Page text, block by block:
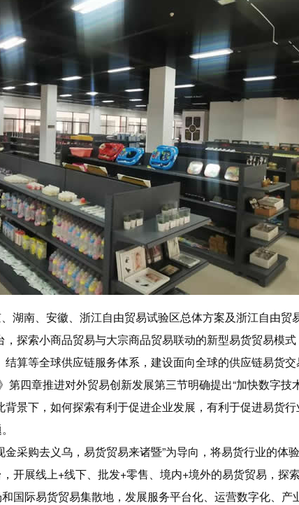
湖南、安徽、浙江自由贸易试验区总体方案及浙江自由贸
探索小商品贸易与大宗商品贸易联动的新型易货贸易模
算等全球供应链服务体系，建设面向全球的供应链易货
第四章推进对外贸易创新发展第三节明确提出“加快数字
景下，如何探索有利于促进企业发展，有利于促进易货
采购去义乌，易货贸易来诸暨”为导向，将易货行业的体
开展线上+线下、批发+零售、境内+境外的易货贸易，探
国际易货贸易集散地，发展服务平台化、运营数字化、